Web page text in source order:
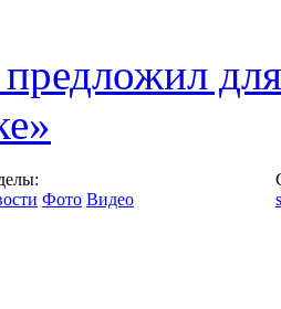
Фото Видео